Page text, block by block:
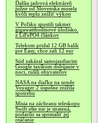
Ďalšia jadrová elektráreň
južne od Slovenska musela
kvôli teplu znížiť výkon
V Poľsku spustili takmer
gigawatthodinové úložisko,
z LiFePO4 článkov
Telekom pridal 12 GB balík
pre Easy, chce zaň 12 eur
Súd zakázal samojazdiacim
Google taxíkom dobíjanie v
noci, rušili obyvateľov
NASA na diaľku na sonde
Voyager 2 úspešne znížila
spotrebu
Misia na záchranu teleskopu
Swift ešte nie je stratená,
podarilo sa spomaliť jej
otáčanie